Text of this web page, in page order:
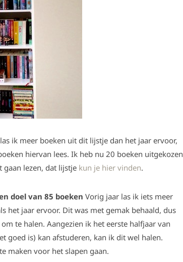
ik meer boeken uit dit lijstje dan het jaar ervoor,
hiervan lees. Ik heb nu 20 boeken uitgekozen
gaan lezen, dat lijstje kun je hier vinden.
doel van 85 boeken Vorig jaar las ik iets meer
het jaar ervoor. Dit was met gemak behaald, dus
te halen. Aangezien ik het eerste halfjaar van
goed is) kan afstuderen, kan ik dit wel halen.
maken voor het slapen gaan.